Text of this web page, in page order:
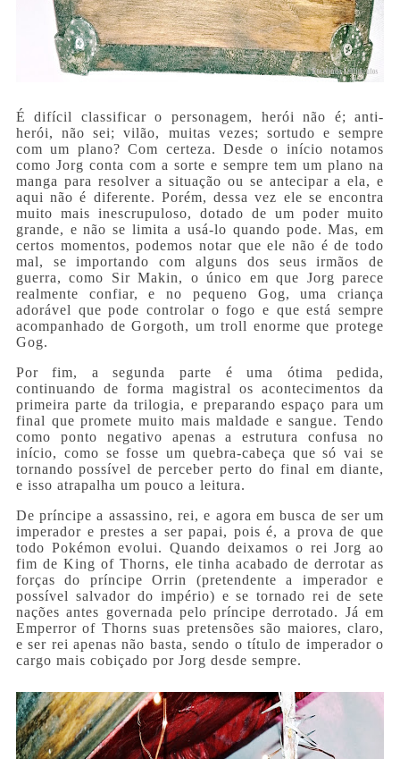
É difícil classificar o personagem, herói não é; anti-
herói, não sei; vilão, muitas vezes; sortudo e sempre
com um plano? Com certeza. Desde o início notamos
como Jorg conta com a sorte e sempre tem um plano na
manga para resolver a situação ou se antecipar a ela, e
aqui não é diferente. Porém, dessa vez ele se encontra
muito mais inescrupuloso, dotado de um poder muito
grande, e não se limita a usá-lo quando pode. Mas, em
certos momentos, podemos notar que ele não é de todo
mal, se importando com alguns dos seus irmãos de
guerra, como Sir Makin, o único em que Jorg parece
realmente confiar, e no pequeno Gog, uma criança
adorável que pode controlar o fogo e que está sempre
acompanhado de Gorgoth, um troll enorme que protege
Gog.
Por fim, a segunda parte é uma ótima pedida,
continuando de forma magistral os acontecimentos da
primeira parte da trilogia, e preparando espaço para um
final que promete muito mais maldade e sangue. Tendo
como ponto negativo apenas a estrutura confusa no
início, como se fosse um quebra-cabeça que só vai se
tornando possível de perceber perto do final em diante,
e isso atrapalha um pouco a leitura.
De príncipe a assassino, rei, e agora em busca de ser um
imperador e prestes a ser papai, pois é, a prova de que
todo Pokémon evolui. Quando deixamos o rei Jorg ao
fim de King of Thorns, ele tinha acabado de derrotar as
forças do príncipe Orrin (pretendente a imperador e
possível salvador do império) e se tornado rei de sete
nações antes governada pelo príncipe derrotado. Já em
Emperror of Thorns suas pretensões são maiores, claro,
e ser rei apenas não basta, sendo o título de imperador o
cargo mais cobiçado por Jorg desde sempre.